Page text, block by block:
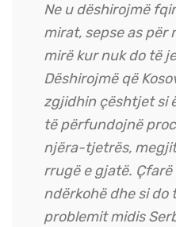
Ne u dëshirojmë
mirat, sepse as për
mirë kur nuk do të
Dëshirojmë që
zgjidhin çështjet si
të përfundojnë
njëra-tjetrës,
rrugë e gjatë.
ndërkohë dhe si do
problemit midis